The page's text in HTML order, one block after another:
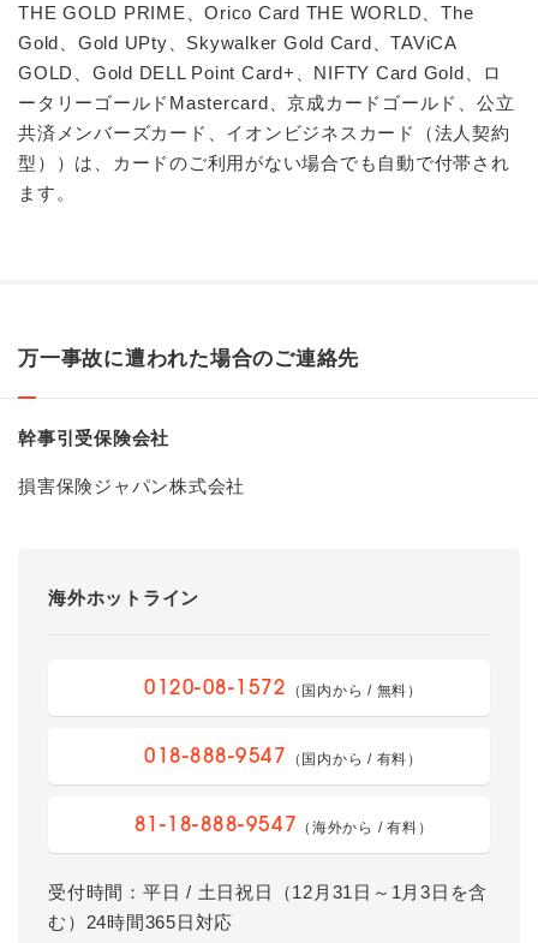
THE GOLD PRIME、Orico Card THE WORLD、The
Gold、Gold UPty、Skywalker Gold Card、TAViCA
GOLD、Gold DELL Point Card+、NIFTY Card Gold、ロ
ータリーゴールドMastercard、京成カードゴールド、公立
共済メンバーズカード、イオンビジネスカード（法人契約
型））は、カードのご利用がない場合でも自動で付帯され
ます。
万一事故に遭われた場合のご連絡先
幹事引受保険会社
損害保険ジャパン株式会社
海外ホットライン
0120-08-1572 （国内から / 無料）
018-888-9547 （国内から / 有料）
81-18-888-9547 （海外から / 有料）
受付時間：平日 / 土日祝日（12月31日～1月3日を含
む）24時間365日対応